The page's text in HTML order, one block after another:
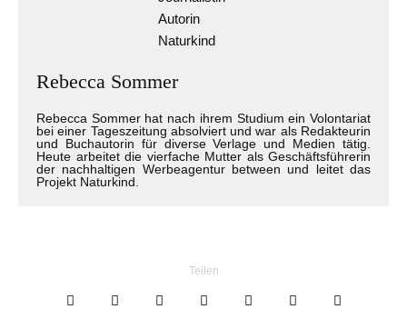
Rebecca Sommer
Rebecca Sommer hat nach ihrem Studium ein Volontariat
bei einer Tageszeitung absolviert und war als Redakteurin
und Buchautorin für diverse Verlage und Medien tätig.
Heute arbeitet die vierfache Mutter als Geschäftsführerin
der nachhaltigen Werbeagentur between und leitet das
Projekt Naturkind.
Teilen